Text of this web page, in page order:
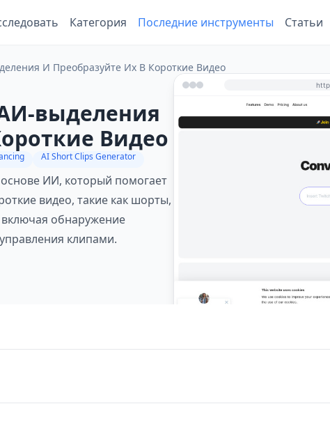
Категория Последние инструменты Статьи
И Преобразуйте Их В Короткие Видео
выделения
Видео
AI Short Clips Generator
ИИ, который помогает
видео, такие как шорты,
обнаружение
клипами.